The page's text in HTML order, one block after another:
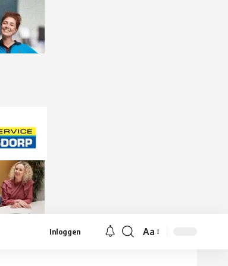
Inloggen
Lettergrootte
Aa